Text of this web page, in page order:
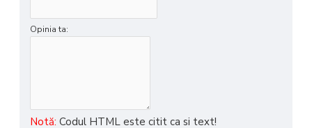
Opinia ta:
Notă: Codul HTML este citit ca si text!